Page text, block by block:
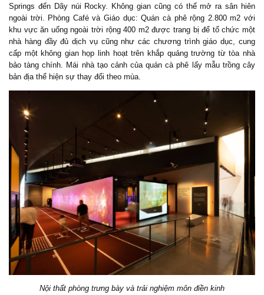
Springs đến Dãy núi Rocky. Không gian cũng có thể mở ra sân hiên
ngoài trời. Phòng Café và Giáo dục: Quán cà phê rộng 2.800 m2 với
khu vực ăn uống ngoài trời rộng 400 m2 được trang bị để tổ chức một
nhà hàng đầy đủ dịch vụ cũng như các chương trình giáo dục, cung
cấp một không gian họp linh hoạt trên khắp quảng trường từ tòa nhà
bảo tàng chính. Mái nhà tạo cảnh của quán cà phê lấy mẫu trồng cây
bản địa thể hiện sự thay đổi theo mùa.
Nội thất phòng trưng bày và trải nghiệm môn điền kinh